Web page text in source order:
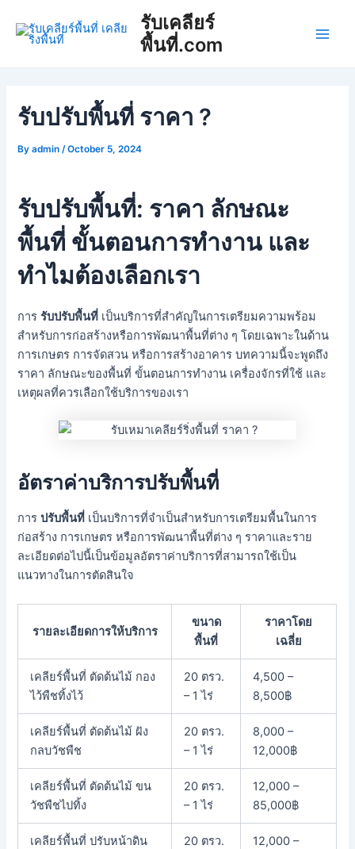
content
รับเคลียร์
พื้นที่.com
รับปรับพื้นที่ ราคา ?
Byadmin/October 5, 2024
รับปรับพื้นที่: ราคา ลักษณะ
พื้นที่ ขั้นตอนการทำงาน และ
ทำไมต้องเลือกเรา
การรับปรับพื้นที่ เป็นบริการที่สำคัญในการเตรียมความพร้อม
สำหรับการก่อสร้างหรือการพัฒนาพื้นที่ต่าง ๆ โดยเฉพาะในด้าน
การเกษตร การจัดสวน หรือการสร้างอาคาร บทความนี้จะพูดถึง
ราคา ลักษณะของพื้นที่ ขั้นตอนการทำงาน เครื่องจักรที่ใช้ และ
เหตุผลที่ควรเลือกใช้บริการของเรา
อัตราค่าบริการปรับพื้นที่
การปรับพื้นที่ เป็นบริการที่จำเป็นสำหรับการเตรียมพื้นในการ
ก่อสร้าง การเกษตร หรือการพัฒนาพื้นที่ต่าง ๆ ราคาและราย
ละเอียดต่อไปนี้เป็นข้อมูลอัตราค่าบริการที่สามารถใช้เป็น
แนวทางในการตัดสินใจ
รายละเอียดการให้บริการ
ขนาด
พื้นที่
ราคาโดย
เฉลี่ย
เคลียร์พื้นที่ ตัดต้นไม้ กอง
ไว้พืชทิ้งไว้
20 ตรว.
– 1 ไร่
4,500 –
8,500฿
เคลียร์พื้นที่ ตัดต้นไม้ ฝัง
กลบวัชพืช
20 ตรว.
– 1 ไร่
8,000 –
12,000฿
เคลียร์พื้นที่ ตัดต้นไม้ ขน
วัชพืชไปทิ้ง
20 ตรว.
– 1 ไร่
12,000 –
85,000฿
เคลียร์พื้นที่ ปรับหน้าดิน
20 ตรว.
12,000 –
navigation